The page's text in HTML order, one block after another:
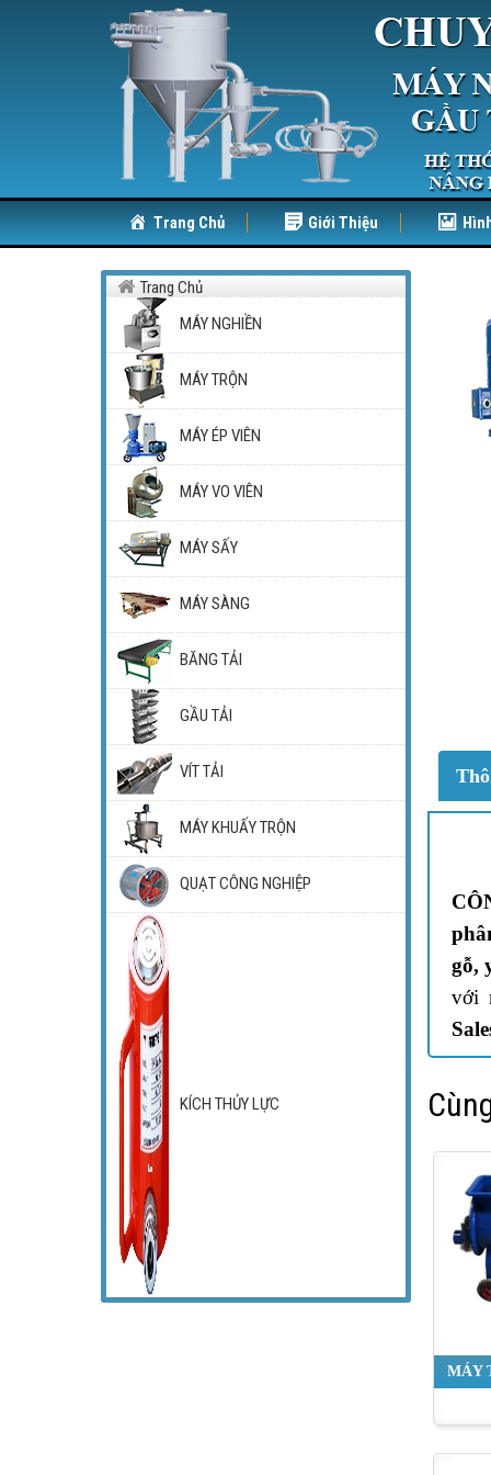
Trang Chủ Giới Thiệu
Trang Chủ
MÁY NGHIỀN
MÁY TRỘN
MÁY ÉP VIÊN
MÁY VO VIÊN
MÁY SẤY
MÁY SÀNG
BĂNG TẢI
GẦU TẢI
VÍT TẢI
MÁY KHUẤY TRỘN
QUẠT CÔNG NGHIỆP
KÍCH THỦY LỰC
gỗ,
với
MÁY